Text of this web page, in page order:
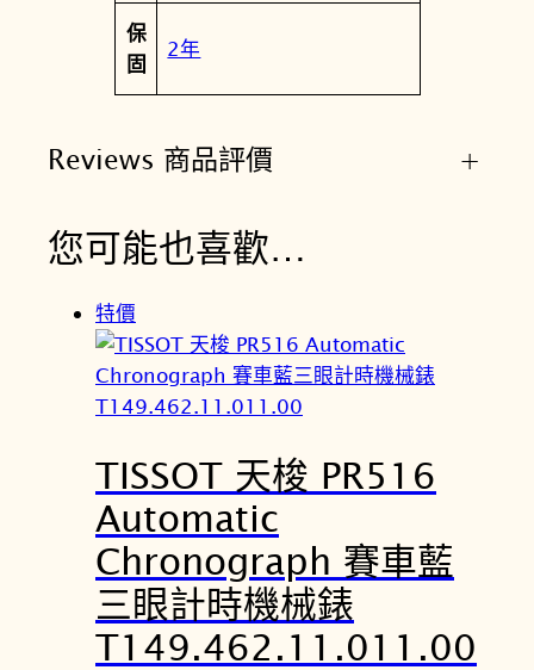
保
固
2年
Reviews 商品評價 +
您可能也喜歡…
特價
TISSOT 天梭 PR516
Automatic
Chronograph 賽車藍
三眼計時機械錶
T149.462.11.011.00